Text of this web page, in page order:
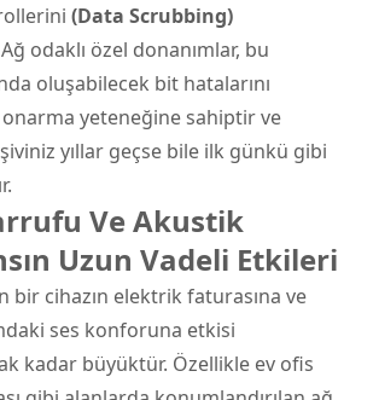
(Data Scrubbing)
Ağ odaklı özel donanımlar, bu
oluşabilecek bit hatalarını
yeteneğine sahiptir ve
yıllar geçse bile ilk günkü gibi
Ve Akustik
Uzun Vadeli Etkileri
bir cihazın elektrik faturasına ve
ses konforuna etkisi
kadar büyüktür. Özellikle ev ofis